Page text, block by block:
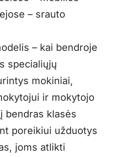
– srauto
– kai bendroje
specialiųjų
mokiniai,
ir mokytojo
bendras klasės
poreikiui užduotys
joms atlikti